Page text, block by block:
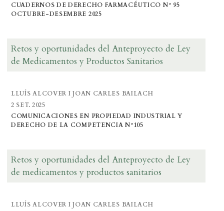
CUADERNOS DE DERECHO FARMACÉUTICO Nº 95
OCTUBRE-DESEMBRE 2025
Retos y oportunidades del Anteproyecto de Ley
de Medicamentos y Productos Sanitarios
LLUÍS ALCOVER I JOAN CARLES BAILACH
2 SET. 2025
COMUNICACIONES EN PROPIEDAD INDUSTRIAL Y
DERECHO DE LA COMPETENCIA Nº105
Retos y oportunidades del Anteproyecto de Ley
de medicamentos y productos sanitarios
LLUÍS ALCOVER I JOAN CARLES BAILACH